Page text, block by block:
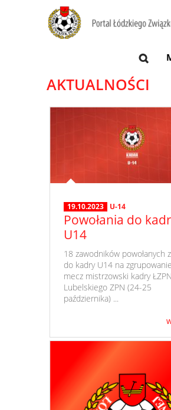
AKTUALNOŚCI
19.10.2023 U-14
Powołania do
U14
18 zawodników powołanych
do kadry U14 na
mecz mistrzowski kadry
Lubelskiego ZPN (24-25
października) ...